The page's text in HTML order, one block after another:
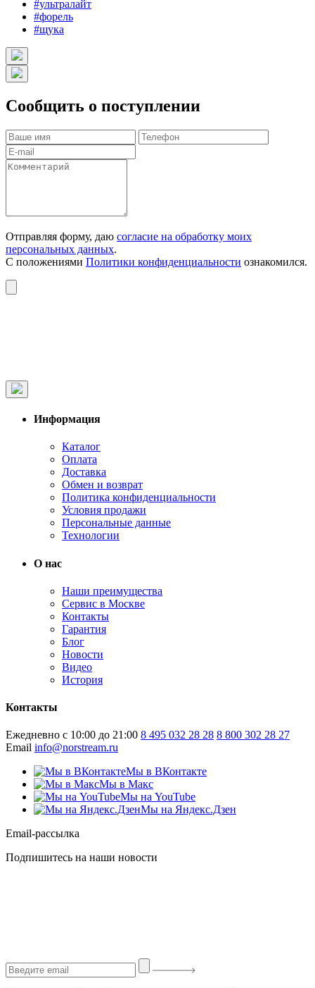
#ультралайт
#форель
#щука
Сообщить о поступлении
Отправляя форму, даю согласие на обработку моих
персональных данных.
С положениями Политики конфиденциальности ознакомился.
Информация
Каталог
Оплата
Доставка
Обмен и возврат
Политика конфиденциальности
Условия продажи
Персональные данные
Технологии
О нас
Наши преимущества
Сервис в Москве
Контакты
Гарантия
Блог
Новости
Видео
История
Контакты
Ежедневно с 10:00 до 21:00 8 495 032 28 28 8 800 302 28 27
Email info@norstream.ru
Мы в ВКонтакте
Мы в Макс
Мы на YouTube
Мы на Яндекс.Дзен
Email-рассылка
Подпишитесь на наши новости